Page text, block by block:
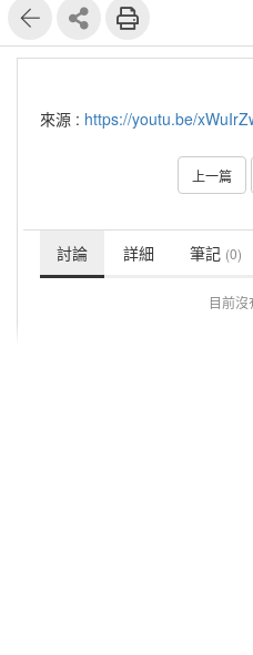
來源 : https://youtu.be/
上一篇
討論 詳細 筆記 (0)
目前